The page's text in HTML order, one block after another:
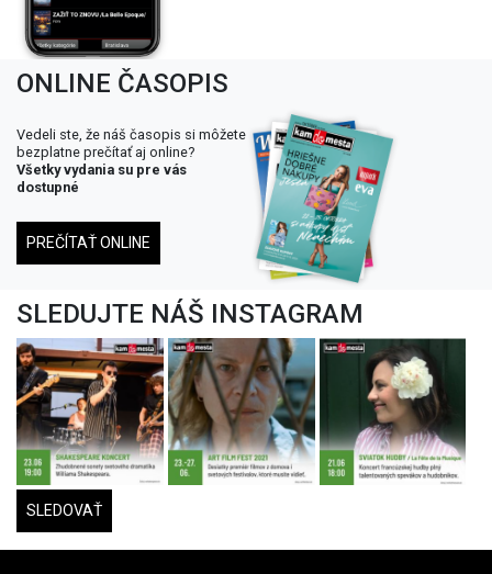
ONLINE ČASOPIS
Vedeli ste, že náš časopis si môžete
bezplatne prečítať aj online?
Všetky vydania su pre vás
dostupné
PREČÍTAŤ ONLINE
SLEDUJTE NÁŠ INSTAGRAM
SLEDOVAŤ